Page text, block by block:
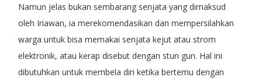
Namun jelas bukan sembarang senjata yang dimaksud
oleh Iriawan, ia merekomendasikan dan mempersilahkan
warga untuk bisa memakai senjata kejut atau strom
elektronik, atau kerap disebut dengan stun gun. Hal ini
dibutuhkan untuk membela diri ketika bertemu dengan